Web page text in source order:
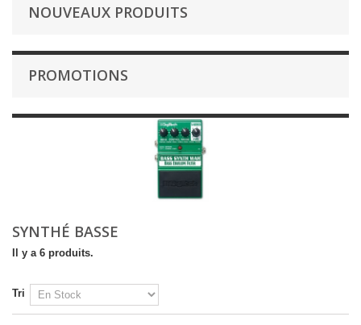
NOUVEAUX PRODUITS
PROMOTIONS
SYNTHÉ BASSE
Il y a 6 produits.
Tri